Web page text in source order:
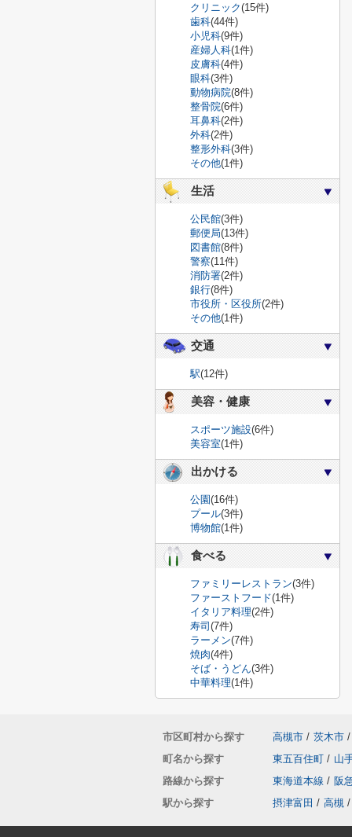
クリニック(15件)
歯科(44件)
小児科(9件)
産婦人科(1件)
皮膚科(4件)
眼科(3件)
動物病院(8件)
整骨院(6件)
耳鼻科(2件)
外科(2件)
整形外科(3件)
その他(1件)
生活
公民館(3件)
郵便局(13件)
図書館(8件)
警察(11件)
消防署(2件)
銀行(8件)
市役所・区役所(2件)
その他(1件)
交通
駅(12件)
美容・健康
スポーツ施設(6件)
美容室(1件)
出かける
公園(16件)
プール(3件)
博物館(1件)
食べる
ファミリーレストラン(3件)
ファーストフード(1件)
イタリア料理(2件)
寿司 (7件)
ラーメン(7件)
焼肉(4件)
そば・うどん(3件)
中華料理(1件)
市区町村から探す 高槻市 / 茨木市 /
町名から探す
東五百住町 / 山
路線から探す
東海道本線 / 阪
駅から探す
摂津富田 / 高槻 /